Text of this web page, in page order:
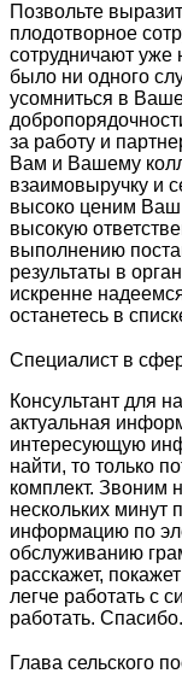
Позвольте
плодотворное
сотрудничают уже
было ни одного
усомниться в
за работу и
Вам и Вашему
взаимовыручку и
высоко ценим Ваш
высокую
выполнению
результаты в
искренне
останетесь в
Специалист в
Консультант для
актуальная
интересующую
найти, то только
комплект. Звоним
нескольких
информацию по
обслуживанию
расскажет,
легче работать с
работать. Спасибо.
Глава сельского